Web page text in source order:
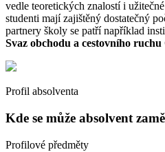
vedle teoretických znalostí i
studenti mají zajištěný dostatečný
partnery školy se patří například
Svaz obchodu a cestovního ruchu
Profil absolventa
Kde se může absolvent
Profilové předměty